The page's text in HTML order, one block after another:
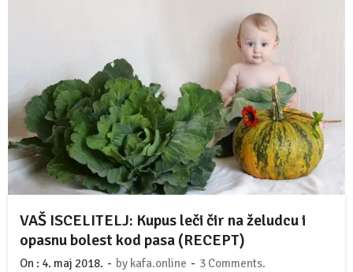
VAŠ ISCELITELJ: Kupus leči čir na želudcu i
opasnu bolest kod pasa (RECEPT)
On : 4. maj 2018. - by kafa.online - 3 Comments.